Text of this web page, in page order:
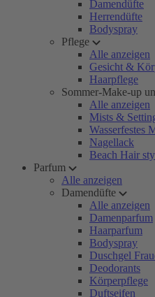
Damendüfte
Herrendüfte
Bodyspray
Pflege
Alle anzeigen
Gesicht &
Haarpflege
Sommer-Make-up
Alle anzeigen
Mists &
Wasserfestes
Nagellack
Beach Hair
Parfum
Alle anzeigen
Damendüfte
Alle anzeigen
Damenparfum
Haarparfum
Bodyspray
Duschgel
Deodorants
Körperpflege
Duftseifen